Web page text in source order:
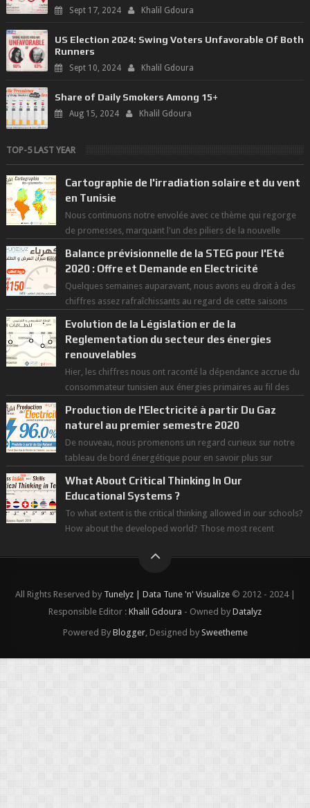
Sept 17, 2024 Khalil Gdoura
US Election 2024: Swing Voters Unfavorable Of Both
Runners
Sept 10, 2024 Khalil Gdoura
Share of Daily Smokers Among 15+
Aug 15, 2024 Khalil Gdoura
TOP-5 LAST YEAR
Cartographie de l'irradiation solaire et du vent
en Tunisie
Nous continuons notre envolée avec ce thème qui regorge
de promesses, marquant l'un des piliers de la nouvelle
Balance prévisionnelle de la STEG pour l'Eté
2020 : Offre et Demande en Electricité
Quelques semaines auparavant, nous avons eu droit à des
chiffres assez rafraîchissants au regard de cette saisons
Evolution de la Législation er de la
Reglementation du secteur des énergies
renouvelables
Hier, les chiffres nous ont raconté la dépendance accrue du
consommateur tunisien aux énergies primaires au fil des
Production de l'Electricité à partir Du Gaz
naturel au premier semestre 2020
De nouveau, nous promenons un regard curieux sur notre
tableau de bord énergétique pour en savoir plus sur
What About Critical Thinking In Our
Educational Systems ?
To what extent is the critical thinking allowed in our schools?
How about the developed world? Those most recent
All Rights Reserved by Tunelyz | Data Tune 'n' Visualize© 2012 - 2024 |
Responsible Editor : Khalil Gdoura - Owned by Datalyz
Powered By Blogger, Designed by Sweetheme